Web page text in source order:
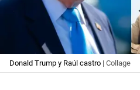
Donald Trump y Raúl castro | Collage